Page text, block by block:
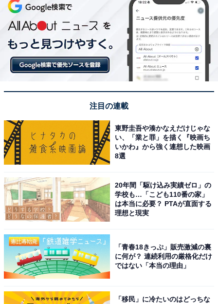
注目の連載
東野圭吾や湊かなえだけじゃな
い、「業と罪」を描く『映画ち
いかわ』から強く連想した映画
8選
20年間「駆け込み実績ゼロ」の
学校も…「こども110番の家」
は本当に必要？ PTAが直面する
理想と現実
「青春18きっぷ」販売激減の裏
に何が？ 連続利用の厳格化だけ
ではない「本当の理由」
「移民」に冷たいのはどっちな